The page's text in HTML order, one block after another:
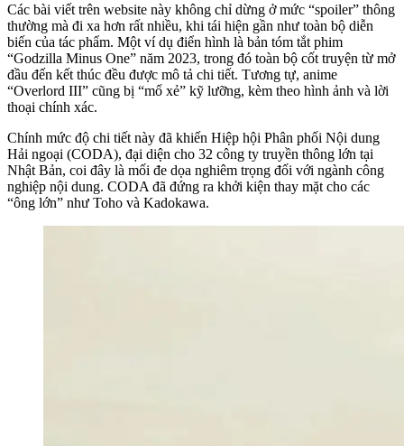
Các bài viết trên website này không chỉ dừng ở mức “spoiler” thông
thường mà đi xa hơn rất nhiều, khi tái hiện gần như toàn bộ diễn
biến của tác phẩm. Một ví dụ điển hình là bản tóm tắt phim
“Godzilla Minus One” năm 2023, trong đó toàn bộ cốt truyện từ mở
đầu đến kết thúc đều được mô tả chi tiết. Tương tự, anime
“Overlord III” cũng bị “mổ xẻ” kỹ lưỡng, kèm theo hình ảnh và lời
thoại chính xác.
Chính mức độ chi tiết này đã khiến Hiệp hội Phân phối Nội dung
Hải ngoại (CODA), đại diện cho 32 công ty truyền thông lớn tại
Nhật Bản, coi đây là mối đe dọa nghiêm trọng đối với ngành công
nghiệp nội dung. CODA đã đứng ra khởi kiện thay mặt cho các
“ông lớn” như Toho và Kadokawa.